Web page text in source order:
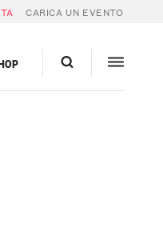
CARICA UN EVENTO